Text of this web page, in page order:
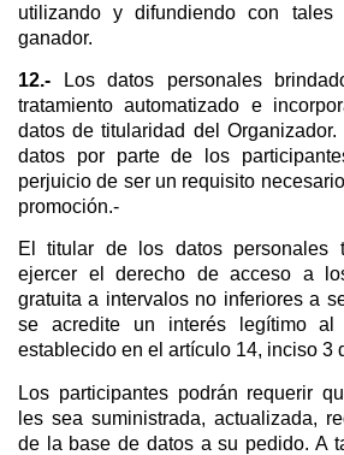
utilizando y difundiendo con
ganador.
12.- Los datos personales
tratamiento automatizado e
datos de titularidad del
datos por parte de los
perjuicio de ser un requisito
promoción.-
El titular de los datos personales
ejercer el derecho de acceso a
gratuita a intervalos no inferiores a
se acredite un interés legítimo al
establecido en el artículo 14, inciso 3
Los participantes podrán requerir
les sea suministrada, actualizada,
de la base de datos a su pedido. A